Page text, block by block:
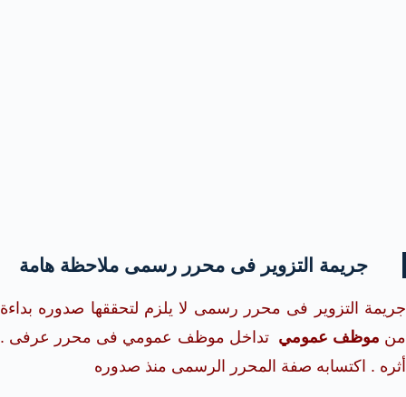
جريمة التزوير فى محرر رسمى ملاحظة هامة
جريمة التزوير فى محرر رسمى لا يلزم لتحققها صدوره بداءة
من موظف عمومي تداخل موظف عمومي فى محرر عرفى .
أثره . اكتسابه صفة المحرر الرسمى منذ صدوره